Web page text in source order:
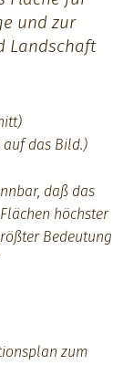
und zur
Landschaft
auf das Bild.)
daß das
höchster
Bedeutung
zum